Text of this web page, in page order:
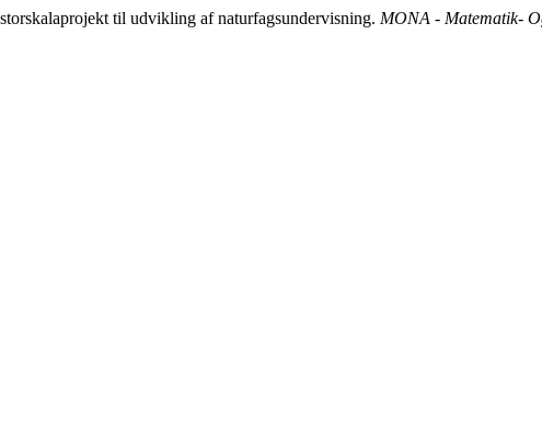
til udvikling af naturfagsundervisning. MONA - Matematik-